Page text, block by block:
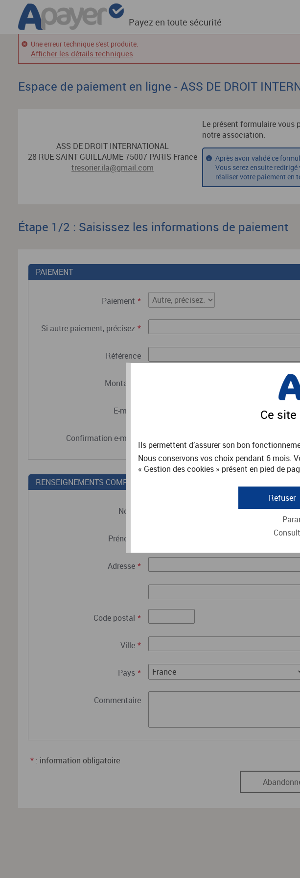
Payez en toute sécurité
Une erreur technique s'est produite.
Afficher les détails techniques
Espace de paiement en ligne - ASS DE DROIT
ASS DE DROIT INTERNATIONAL
28 RUE SAINT GUILLAUME 75007 PARIS France
tresorier.ila@gmail.com
Le présent formulaire vous
notre association.
Après avoir validé ce
Vous serez ensuite
réaliser votre paiement en
Étape 1/2 : Saisissez les informations de paiement
PAIEMENT
Paiement *
Si autre paiement, précisez *
Référence
Montant
E-mail
Confirmation e-mail
RENSEIGNEMENTS COMPLÉMENTAIRES
Nom
Prénom
Adresse *
Code postal *
Ville *
Pays *
Commentaire
* : information obligatoire
Ce
Ils permettent d’assurer son bon
Nous conservons vos choix pendant 6 mois.
« Gestion des cookies » présent en pied de
Refuser